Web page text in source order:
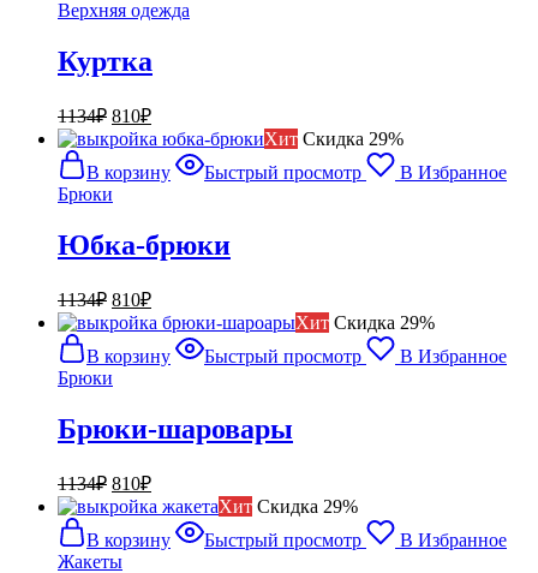
Верхняя одежда
Куртка
1134₽ Первоначальная
цена
составляла
1134₽.
810₽Текущая
цена:
810₽.
Хит Cкидка 29%
В корзину
Быстрый просмотр
В Избранное
Брюки
Юбка-брюки
1134₽ Первоначальная
цена
составляла
1134₽.
810₽Текущая
цена:
810₽.
Хит Cкидка 29%
В корзину
Быстрый просмотр
В Избранное
Брюки
Брюки-шаровары
1134₽ Первоначальная
цена
составляла
1134₽.
810₽Текущая
цена:
810₽.
Хит Cкидка 29%
В корзину
Быстрый просмотр
В Избранное
Жакеты